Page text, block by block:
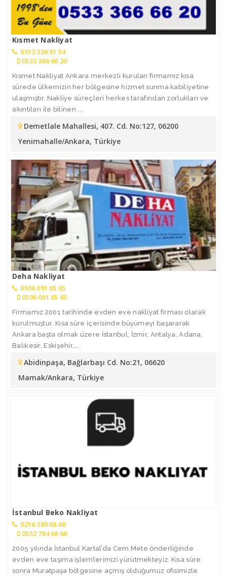
Kısmet Nakliyat
0312 336 81 54
0533 366 66 20
Kısmet Nakliyat Ankara merkezli kurulan firmamız kısa
sürede ülkemizin her bölgesine hizmet sunma kabiliyetine
ulaşmıştır. Nakliye süreçleri herkes tarafından zorlukları ve
sıkıntıları ile bilinen ...
Demetlale Mahallesi, 407. Cd. No:127, 06200
Yenimahalle/Ankara, Türkiye
Deha Nakliyat
0506 091 65 65
0506 091 65 65
Firmamız 2001 tarihinde evden eve nakliyat firması olarak
kurulmuştur. Kısa süre içerisinde büyümeyi başararak
Ankara başta olmak üzere İstanbul, İzmir, Antalya, Adana,
Balıkesir, Eskişehir,...
Abidinpaşa, Bağlarbaşı Cd. No:21, 06620
Mamak/Ankara, Türkiye
İstanbul Beko Nakliyat
0216 389 68 68
0552 784 68 68
2005 yılında İstanbul Kartal’da Cem Mete önderliğinde
evden eve taşıma işlemlerimizi yürütmekteyiz. Kısa süre
sonra Muratpaşa bölgesine açmış olduğumuz ofisimizle